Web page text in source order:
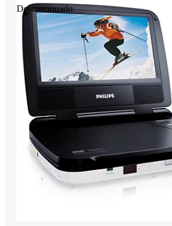
Descontinuado